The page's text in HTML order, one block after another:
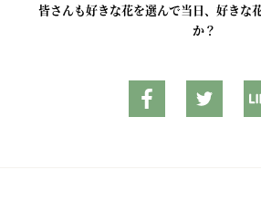
皆さんも好きな花を選んで当日、好きな
か？